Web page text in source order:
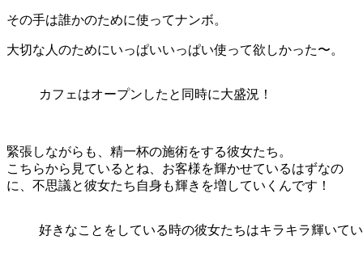
その手は誰かのために使ってナンボ。
大切な人のためにいっぱいいっぱい使って欲しかった〜。
カフェはオープンしたと同時に大盛況！
緊張しながらも、精一杯の施術をする彼女たち。
こちらから見ているとね、お客様を輝かせているはずなの
に、不思議と彼女たち自身も輝きを増していくんです！
好きなことをしている時の彼女たちはキラキラ輝いて